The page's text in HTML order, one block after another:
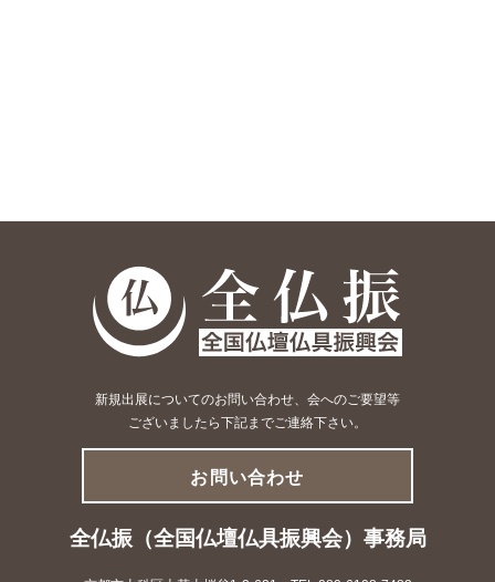
新規出展についてのお問い合わせ、会へのご要望等
ございましたら下記までご連絡下さい。
お問い合わせ
全仏振（全国仏壇仏具振興会）事務局